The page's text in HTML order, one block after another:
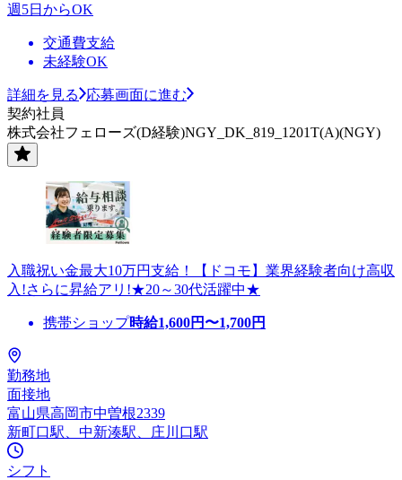
週5日からOK
交通費支給
未経験OK
詳細を見る
応募画面に進む
契約社員
株式会社フェローズ(D経験)NGY_DK_819_1201T(A)(NGY)
入職祝い金最大10万円支給！【ドコモ】業界経験者向け高収
入!さらに昇給アリ!★20～30代活躍中★
携帯ショップ時給1,600円〜1,700円
勤務地
面接地
富山県高岡市中曽根2339
新町口駅、中新湊駅、庄川口駅
シフト